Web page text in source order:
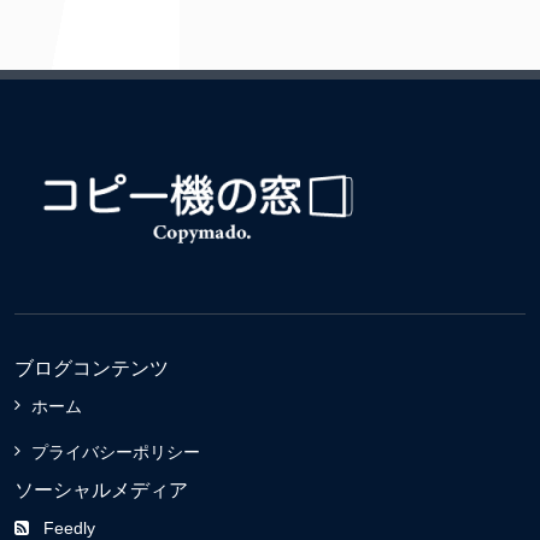
ブログコンテンツ
ホーム
プライバシーポリシー
ソーシャルメディア
Feedly